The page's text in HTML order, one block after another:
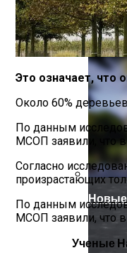
В
Новые
Это означает, что
Около 60%
По данным
МСОП заявили, что
Согласно
произрастающих
По данным
МСОП заявили, что в
Ученые